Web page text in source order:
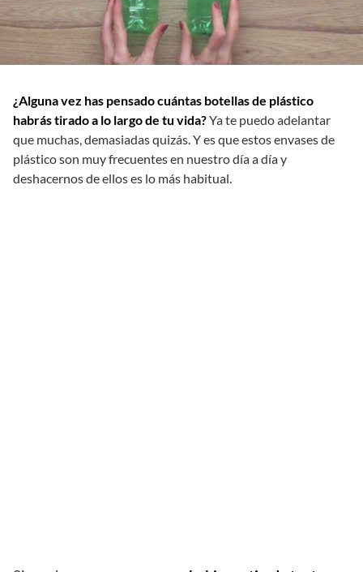
¿Alguna vez has pensado cuántas botellas de plástico
habrás tirado a lo largo de tu vida?Ya te puedo adelantar
que muchas, demasiadas quizás. Y es que estos envases de
plástico son muy frecuentes en nuestro día a día y
deshacernos de ellos es lo más habitual.